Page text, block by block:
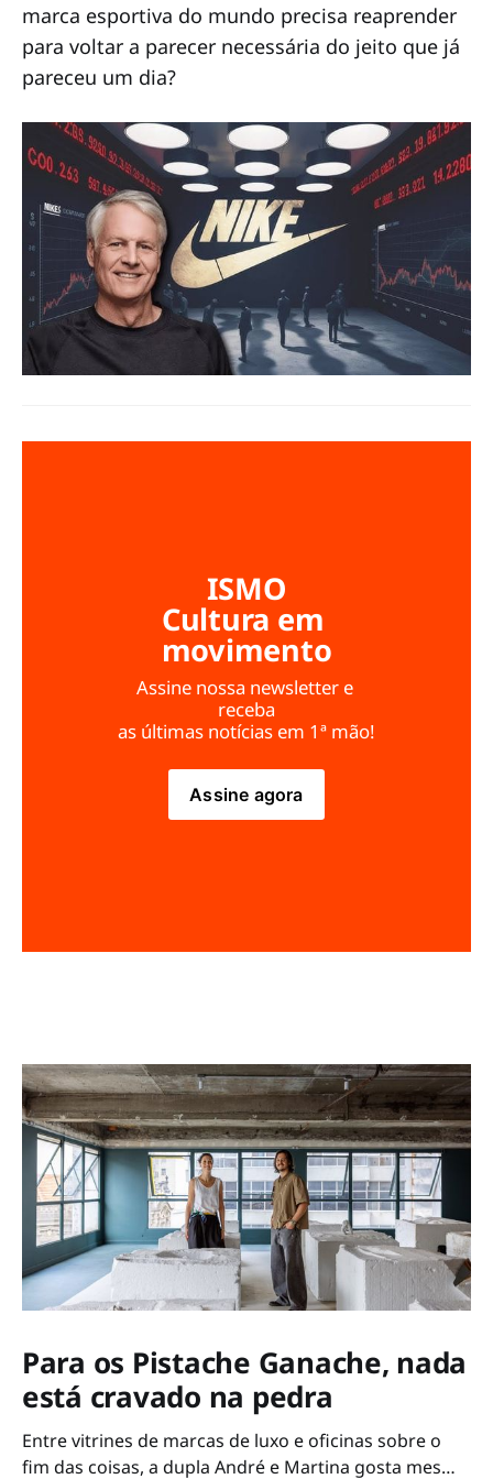
marca esportiva do mundo precisa reaprender
para voltar a parecer necessária do jeito que já
pareceu um dia?
ISMO
Cultura em
movimento
Assine nossa newsletter e
receba
as últimas notícias em 1ª mão!
Assine agora
Para os Pistache Ganache, nada
está cravado na pedra
Entre vitrines de marcas de luxo e oficinas sobre o
fim das coisas, a dupla André e Martina gosta mesmo